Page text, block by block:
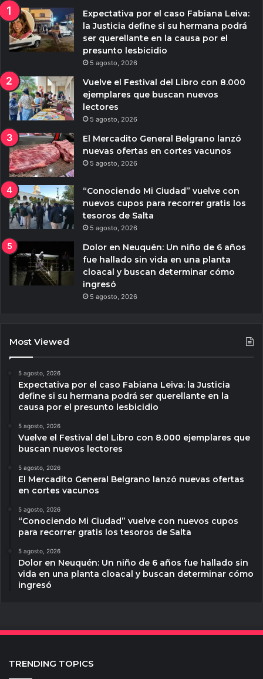
Expectativa por el caso Fabiana Leiva:
la Justicia define si su hermana podrá
ser querellante en la causa por el
presunto lesbicidio
5 agosto, 2026
Vuelve el Festival del Libro con 8.000
ejemplares que buscan nuevos
lectores
5 agosto, 2026
El Mercadito General Belgrano lanzó
nuevas ofertas en cortes vacunos
5 agosto, 2026
“Conociendo Mi Ciudad” vuelve con
nuevos cupos para recorrer gratis los
tesoros de Salta
5 agosto, 2026
Dolor en Neuquén: Un niño de 6 años
fue hallado sin vida en una planta
cloacal y buscan determinar cómo
ingresó
5 agosto, 2026
Most Viewed
5 agosto, 2026
Expectativa por el caso Fabiana Leiva: la Justicia
define si su hermana podrá ser querellante en la
causa por el presunto lesbicidio
5 agosto, 2026
Vuelve el Festival del Libro con 8.000 ejemplares que
buscan nuevos lectores
5 agosto, 2026
El Mercadito General Belgrano lanzó nuevas ofertas
en cortes vacunos
5 agosto, 2026
“Conociendo Mi Ciudad” vuelve con nuevos cupos
para recorrer gratis los tesoros de Salta
5 agosto, 2026
Dolor en Neuquén: Un niño de 6 años fue hallado sin
vida en una planta cloacal y buscan determinar cómo
ingresó
TRENDING TOPICS